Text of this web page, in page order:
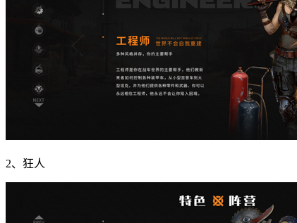
2、狂人